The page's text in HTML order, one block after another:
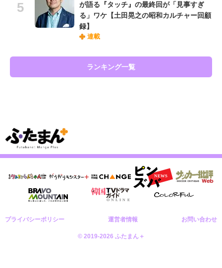
が語る『タッチ』の最終回が「見事すぎ
る」ワケ【土田晃之の昭和カルチャー回顧
録】
連載
ランキング一覧
プライバシーポリシー 運営者情報 お問い合わせ
© 2019-2026 ふたまん＋